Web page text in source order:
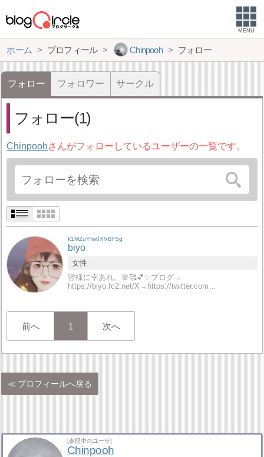
MENU
ホーム プロフィール Chinpooh フォロー
フォロー フォロワー サークル
フォロー(1)
Chinpoohさんがフォローしているユーザーの一覧です。
k1MZuYfw0XVBF5g
biyo
女性
皆様に幸あれ。🌸🥰💕✨ブログ→
https://biyo.fc2.net/X→https://twitter.com…
前へ 1 次へ
プロフィールへ戻る
[参照中のユーザ]
Chinpooh